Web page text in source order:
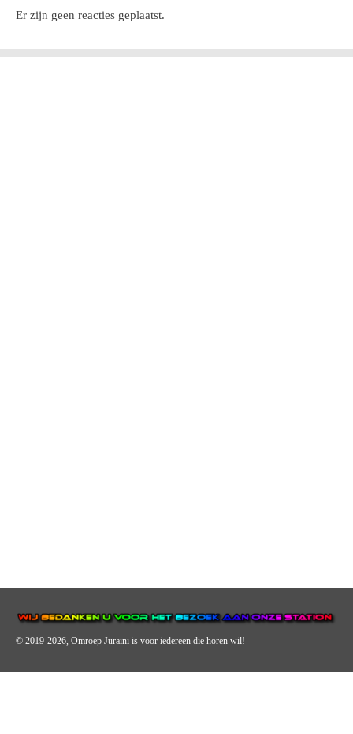
Er zijn geen reacties geplaatst.
© 2019-2026, Omroep Juraini is voor iedereen die horen wil!